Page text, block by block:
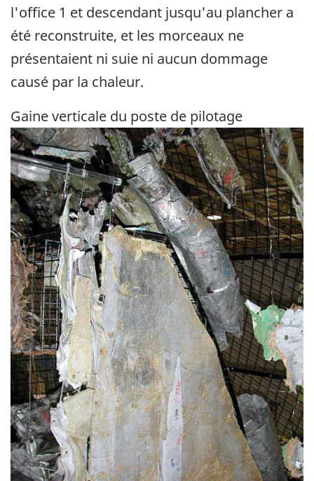
l'office 1 et descendant jusqu'au plancher a
été reconstruite, et les morceaux ne
présentaient ni suie ni aucun dommage
causé par la chaleur.
Gaine verticale du poste de pilotage
Image